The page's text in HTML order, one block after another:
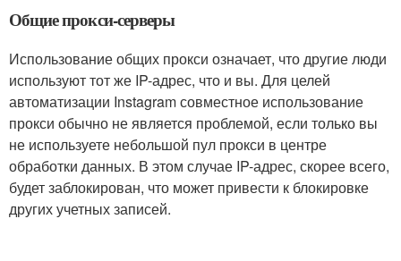
Общие прокси-серверы
Использование общих прокси означает, что другие люди
используют тот же IP-адрес, что и вы. Для целей
автоматизации Instagram совместное использование
прокси обычно не является проблемой, если только вы
не используете небольшой пул прокси в центре
обработки данных. В этом случае IP-адрес, скорее всего,
будет заблокирован, что может привести к блокировке
других учетных записей.